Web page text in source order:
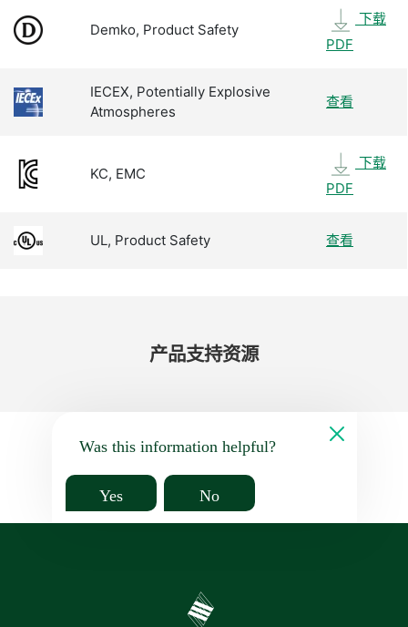
Demko, Product Safety
下载
PDF
IECEX, Potentially Explosive
Atmospheres
查看
KC, EMC
下载
PDF
UL, Product Safety 查看
产品​支持​资源
Was this information helpful?
Yes No